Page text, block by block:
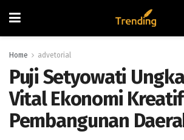
Home advetorial
Puji Setyowati
Vital Ekonomi
Pembangunan